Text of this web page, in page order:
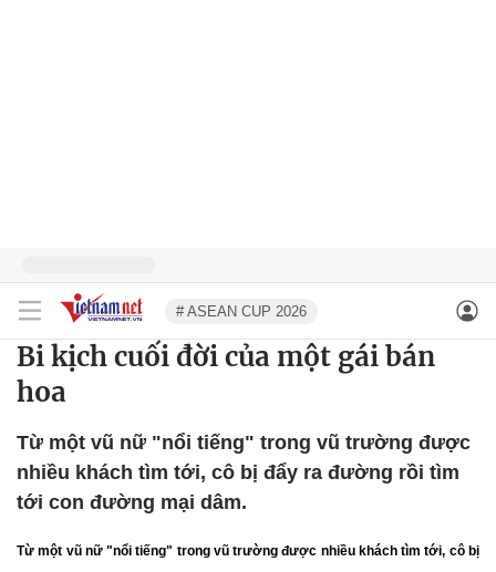
# ASEAN CUP 2026
Bi kịch cuối đời của một gái bán
hoa
Từ một vũ nữ "nổi tiếng" trong vũ trường được
nhiều khách tìm tới, cô bị đẩy ra đường rồi tìm
tới con đường mại dâm.
Từ một vũ nữ "nổi tiếng" trong vũ trường được nhiều khách tìm tới, cô bị